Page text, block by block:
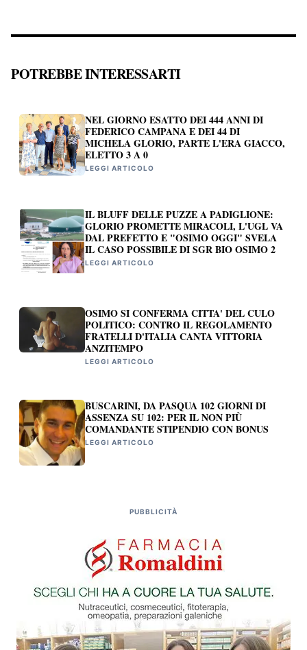
POTREBBE INTERESSARTI
NEL GIORNO ESATTO DEI 444 ANNI DI
FEDERICO CAMPANA E DEI 44 DI
MICHELA GLORIO, PARTE L'ERA GIACCO,
ELETTO 3 A 0
LEGGI ARTICOLO
IL BLUFF DELLE PUZZE A PADIGLIONE:
GLORIO PROMETTE MIRACOLI, L'UGL VA
DAL PREFETTO E "OSIMO OGGI" SVELA
IL CASO POSSIBILE DI SGR BIO OSIMO 2
LEGGI ARTICOLO
OSIMO SI CONFERMA CITTA' DEL CULO
POLITICO: CONTRO IL REGOLAMENTO
FRATELLI D'ITALIA CANTA VITTORIA
ANZITEMPO
LEGGI ARTICOLO
BUSCARINI, DA PASQUA 102 GIORNI DI
ASSENZA SU 102: PER IL NON PIÙ
COMANDANTE STIPENDIO CON BONUS
LEGGI ARTICOLO
PUBBLICITÀ